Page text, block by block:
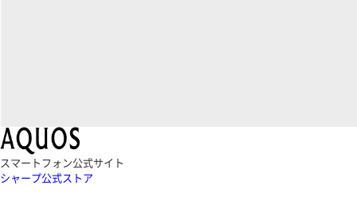
スマートフォン公式サイト
シャープ公式ストア